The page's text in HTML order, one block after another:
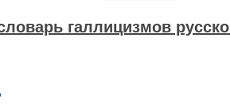
галлицизмов